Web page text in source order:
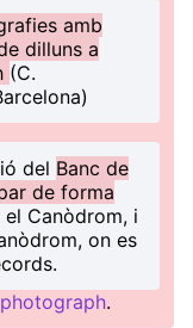
amb
dilluns a
(C.
del Banc de
de forma
Canòdrom, i
on es
.